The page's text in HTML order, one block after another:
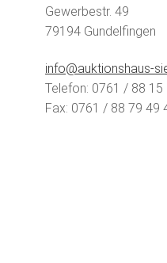
Gewerbestr. 49
79194 Gundelfingen
info@auktionshaus-
Telefon: 0761 / 88 15
Fax: 0761 / 88 79 49